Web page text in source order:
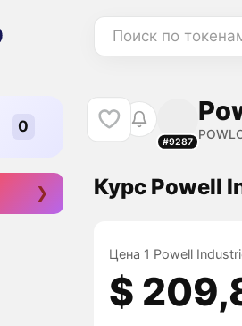
Поиск по
#9287
Курс Powell
Цена 1 Powell
$